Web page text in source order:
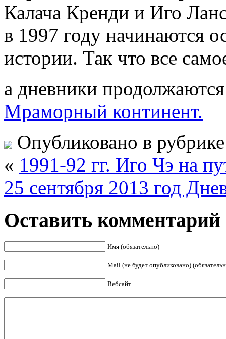
Калача Кренди и Иго
в 1997 году начинаются
истории. Так что все
а дневники
Мраморный континент.
Опубликовано в
« 1991-92 гг. Иго Чэ на
25 сентября 2013 год
Оставить комментарий
Имя (обязательно)
Mail (не будет опубликовано)
Вебсайт